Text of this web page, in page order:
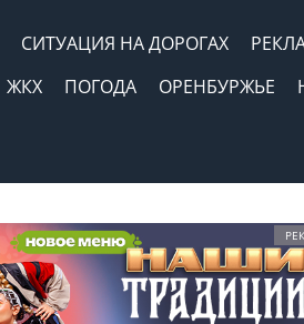
СИТУАЦИЯ НА ДОРОГАХ
ЖКХ ПОГОДА ОРЕНБУРЖЬЕ